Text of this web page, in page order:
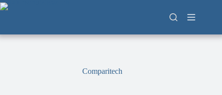
Zum
Inhalt
Comparitech